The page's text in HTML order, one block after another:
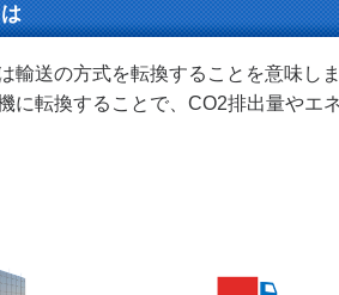
輸送の方式を転換することを意味し
に転換することで、CO2排出量やエ